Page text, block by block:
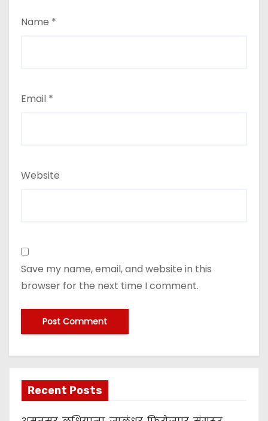
Name *
Email *
Website
Save my name, email, and website in this
browser for the next time I comment.
Recent Posts